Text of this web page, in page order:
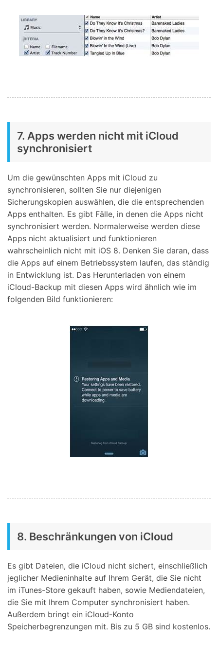
7. Apps werden nicht mit iCloud
synchronisiert
Um die gewünschten Apps mit iCloud zu
synchronisieren, sollten Sie nur diejenigen
Sicherungskopien auswählen, die die entsprechenden
Apps enthalten. Es gibt Fälle, in denen die Apps nicht
synchronisiert werden. Normalerweise werden diese
Apps nicht aktualisiert und funktionieren
wahrscheinlich nicht mit iOS 8. Denken Sie daran, dass
die Apps auf einem Betriebssystem laufen, das ständig
in Entwicklung ist. Das Herunterladen von einem
iCloud-Backup mit diesen Apps wird ähnlich wie im
folgenden Bild funktionieren:
8. Beschränkungen von iCloud
Es gibt Dateien, die iCloud nicht sichert, einschließlich
jeglicher Medieninhalte auf Ihrem Gerät, die Sie nicht
im iTunes-Store gekauft haben, sowie Mediendateien,
die Sie mit Ihrem Computer synchronisiert haben.
Außerdem bringt ein iCloud-Konto
Speicherbegrenzungen mit. Bis zu 5 GB sind kostenlos.